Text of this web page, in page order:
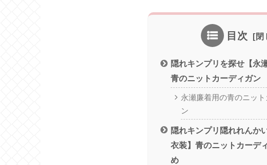
目次
隠れキンプリを探せ【永
青のニットカーディガン
永瀬廉着用の青のニッ
ン
隠れキンプリ隠れれんか
衣装】青のニットカーデ
め